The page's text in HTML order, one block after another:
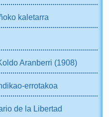
kaletarra
Aranberri (1908)
errotakoa
de la Libertad